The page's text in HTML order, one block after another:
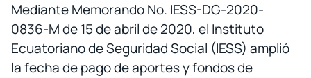
Mediante Memorando No. IESS-DG-2020-
0836-M de 15 de abril de 2020, el Instituto
Ecuatoriano de Seguridad Social (IESS) amplió
la fecha de pago de aportes y fondos de